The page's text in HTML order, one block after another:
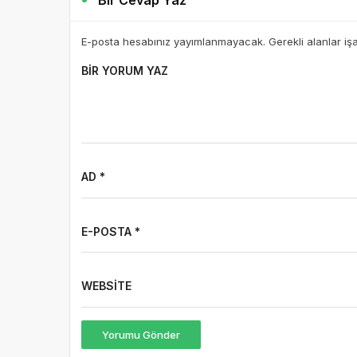
E-posta hesabınız yayımlanmayacak. Gerekli alanlar
BIR YORUM YAZ
AD *
E-POSTA *
WEBSITE
Yorumu Gönder